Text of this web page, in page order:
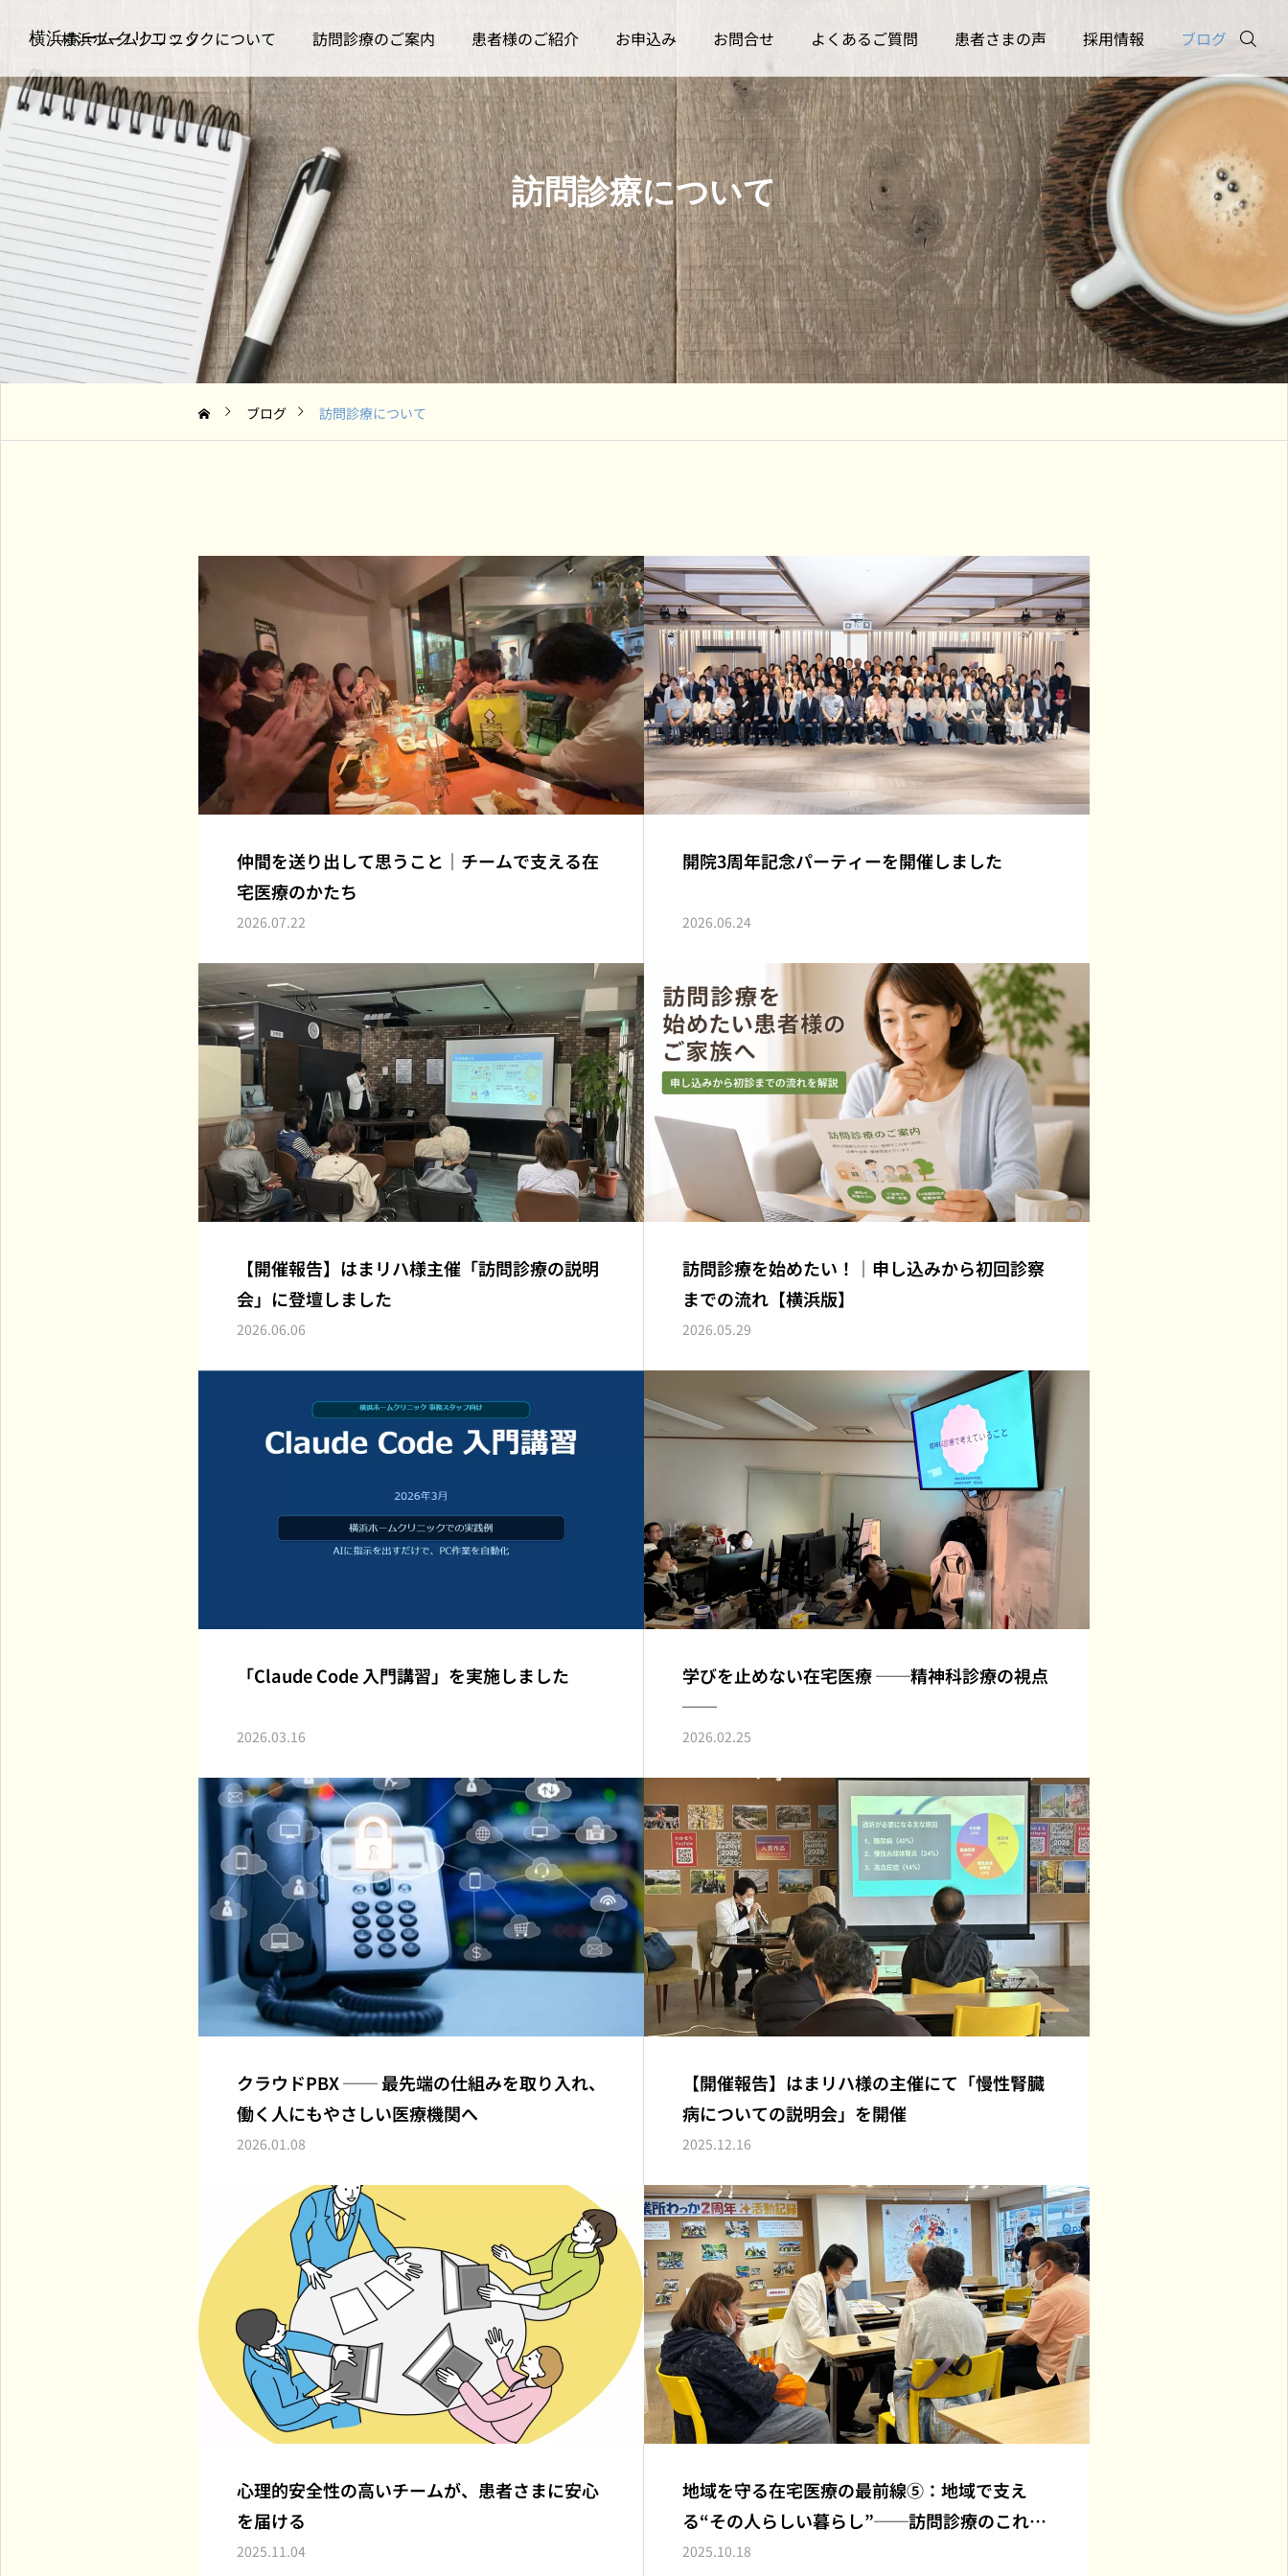
横浜ホームクリニック
横浜ホームクリニックについて 訪問診療のご案内 患者様のご紹介 お申込み お問合せ よくあるご質問 患者さまの声 採用情報 ブログ
訪問診療について
仲間を送り出して思うこ
と｜チームで支える在宅
医療のかたち
2026.07.22
お知らせ
m3.comの医療従事者向
けページに当院のインタ
ビュー記事が掲載されま
した（全3回シリーズ・
第1回）
2026.07.08
訪問診療について
開院3周年記念パーティ
ーを開催しました
2026.06.24
訪問診療について
【開催報告】はまリハ様
主催「訪問診療の説明
会」に登壇しました
2026.06.06
訪問診療について
訪問診療を始めたい！｜
申し込みから初回診察ま
での流れ【横浜版】
2026.05.29
勉強会
「AIエージェント時代
働き方」―スタッフ勉
会を開催しました
2026.05.19
メール
訪問診療について
ブログ 訪問診療について
仲間を送り出して思うこと｜チームで支える在
宅医療のかたち
2026.07.22
開院3周年記念パーティーを開催しました
2026.06.24
【開催報告】はまリハ様主催「訪問診療の説明
会」に登壇しました
2026.06.06
訪問診療を始めたい！｜申し込みから初回診察
までの流れ【横浜版】
2026.05.29
「Claude Code 入門講習」を実施しました
2026.03.16
学びを止めない在宅医療 ──精神科診療の視点
──
2026.02.25
クラウドPBX ── 最先端の仕組みを取り入れ、
働く人にもやさしい医療機関へ
2026.01.08
【開催報告】はまリハ様の主催にて「慢性腎臓
病についての説明会」を開催
2025.12.16
心理的安全性の高いチームが、患者さまに安心
を届ける
2025.11.04
地域を守る在宅医療の最前線⑤：地域で支え
る“その人らしい暮らし”──訪問診療のこれか
ら
2025.10.18